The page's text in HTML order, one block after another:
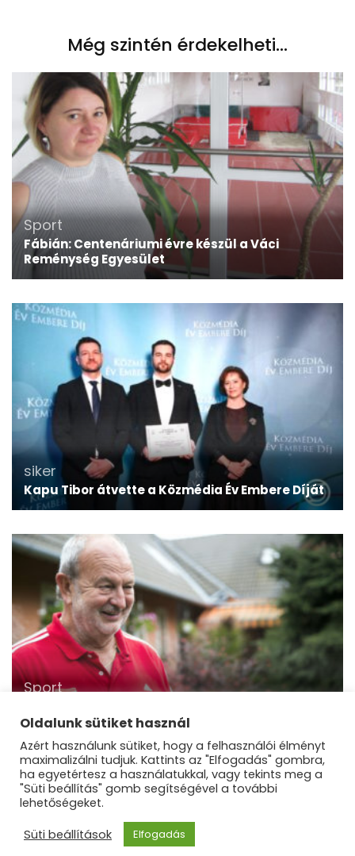
Még szintén érdekelheti...
Sport
Fábián: Centenáriumi évre készül a Váci
Reménység Egyesület
siker
Kapu Tibor átvette a Közmédia Év Embere Díját
Sport
legeredményesebb edzője
©Dunakanyar Régió |Blossom Mommy Blog |
FejlesztetteBlossom Themes
Oldalunk sütiket használ
Azért használunk sütiket, hogy a felhasználói élményt
maximalizálni tudjuk. Kattints az "Elfogadás" gombra,
ha egyetértesz a használatukkal, vagy tekints meg a
"Süti beállítás" gomb segítségével a további
lehetőségeket.
Süti beállítások
Elfogadás